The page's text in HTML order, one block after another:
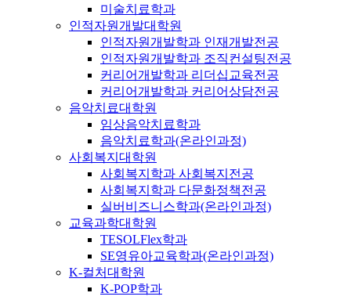
미술치료학과
인적자원개발대학원
인적자원개발학과 인재개발전공
인적자원개발학과 조직컨설팅전공
커리어개발학과 리더십교육전공
커리어개발학과 커리어상담전공
음악치료대학원
임상음악치료학과
음악치료학과(온라인과정)
사회복지대학원
사회복지학과 사회복지전공
사회복지학과 다문화정책전공
실버비즈니스학과(온라인과정)
교육과학대학원
TESOLFlex학과
SE영유아교육학과(온라인과정)
K-컬처대학원
K-POP학과